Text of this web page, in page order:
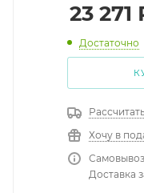
23 271
Достаточно
Хочу в
Доставка